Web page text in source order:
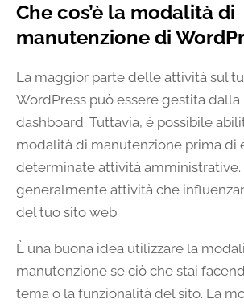
Che cos’è la modalità di
manutenzione di
La maggior parte delle attività sul
WordPress può essere gestita dalla
dashboard. Tuttavia, è possibile
modalità di manutenzione prima di
determinate attività amministrative.
generalmente attività che
del tuo sito web.
È una buona idea utilizzare la
manutenzione se ciò che stai
tema o la funzionalità del sito. La